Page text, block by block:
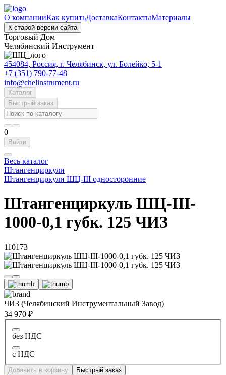
О компанииКак купитьДоставкаКонтактыМатериалы
К старой версии сайта
Торговый Дом
Челябинский Инструмент
454084, Россия, г. Челябинск, ул. Болейко, 5-1
+7 (351) 790-77-48
info@chelinstrument.ru
Каталог
Быстрый заказ
0
Войти
Весь каталог
Штангенциркули
Штангенциркули ШЦ-III односторонние
Штангенциркуль ШЦ-III-
1000-0,1 губк. 125 ЧИЗ
110173
ЧИЗ (Челябинский Инструментальный Завод)
34 970 ₽
без НДС
с НДС
Добавить в корзину Быстрый заказ